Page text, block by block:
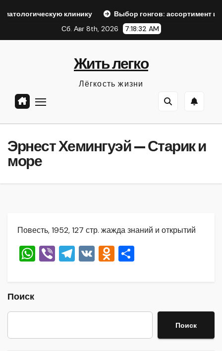
клинику
Выбор гонгов: ассортимент и
Сб. Авг 8th, 2026
7:18:34 AM
Жить легко
Лёгкость жизни
Эрнест Хемингуэй — Старик и
море
Повесть, 1952, 127 стр. жажда знаний и открытий
W
A
p
Vi T
a
m
V O
kl
a
в
и
Поиск
Поиск